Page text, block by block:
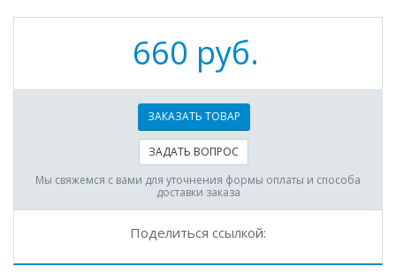
660 руб.
ЗАКАЗАТЬ ТОВАР
ЗАДАТЬ ВОПРОС
Мы свяжемся с вами для уточнения формы оплаты и способа
доставки заказа
Поделиться ссылкой: